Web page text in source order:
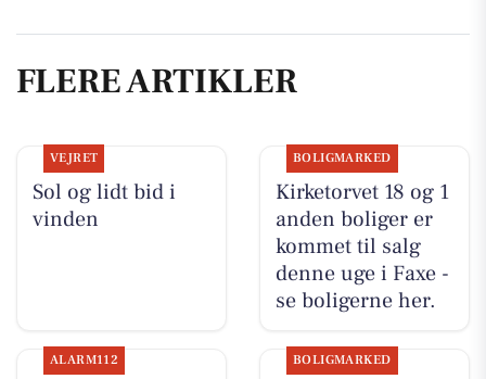
FLERE ARTIKLER
VEJRET
Sol og lidt bid i
vinden
BOLIGMARKED
Kirketorvet 18 og 1
anden boliger er
kommet til salg
denne uge i Faxe -
se boligerne her.
ALARM112 BOLIGMARKED